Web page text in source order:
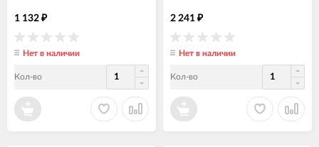
1 132 ₽
Нет в наличии
Кол-во
2 241 ₽
Нет в наличии
Кол-во